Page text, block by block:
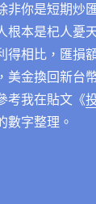
非你是短期炒
根本是杞人憂
得相比，匯損
美金換回新台
考我在貼文《
數字整理。